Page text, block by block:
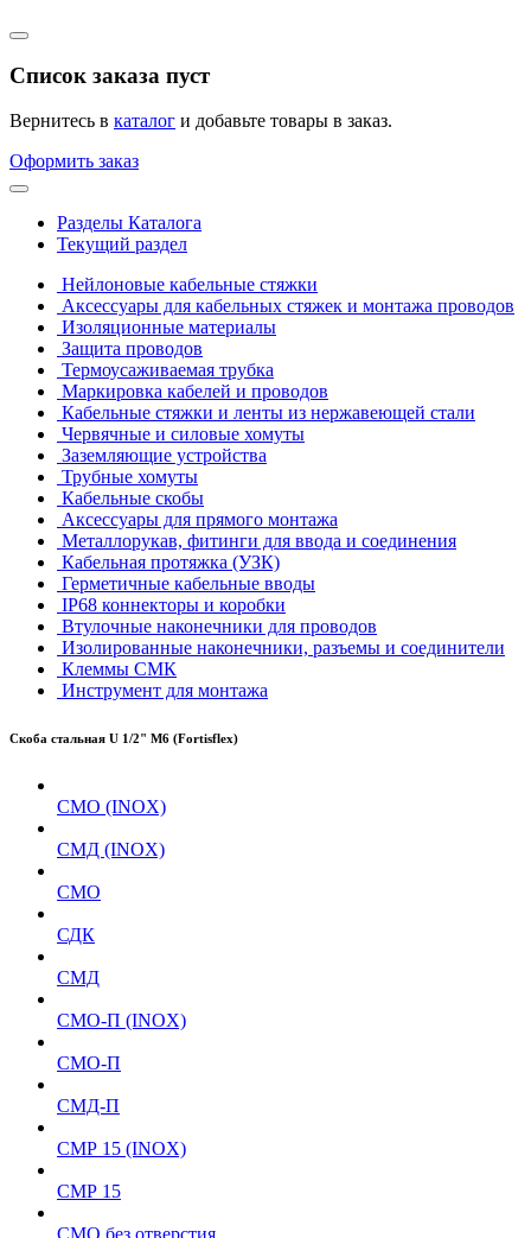
Список заказа пуст
Вернитесь в каталог и добавьте товары в заказ.
Оформить заказ
Разделы Каталога
Текущий раздел
Нейлоновые кабельные стяжки
Аксессуары для кабельных стяжек и монтажа проводов
Изоляционные материалы
Защита проводов
Термоусаживаемая трубка
Маркировка кабелей и проводов
Кабельные стяжки и ленты из нержавеющей стали
Червячные и силовые хомуты
Заземляющие устройства
Трубные хомуты
Кабельные скобы
Аксессуары для прямого монтажа
Металлорукав, фитинги для ввода и соединения
Кабельная протяжка (УЗК)
Герметичные кабельные вводы
IP68 коннекторы и коробки
Втулочные наконечники для проводов
Изолированные наконечники, разъемы и соединители
Клеммы СМК
Инструмент для монтажа
Скоба стальная U 1/2" М6 (Fortisflex)
СМО (INOX)
СМД (INOX)
СМО
СДК
СМД
СМО-П (INOX)
СМО-П
СМД-П
СМР 15 (INOX)
СМР 15